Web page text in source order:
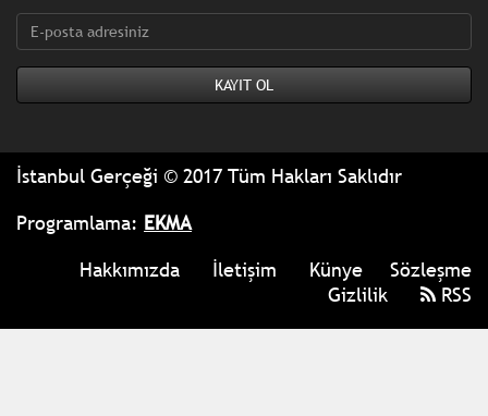
İstanbul Gerçeği © 2017 Tüm Hakları Saklıdır
Programlama: EKMA
Hakkımızda
İletişim Künye
Sözleşme
Gizlilik
RSS